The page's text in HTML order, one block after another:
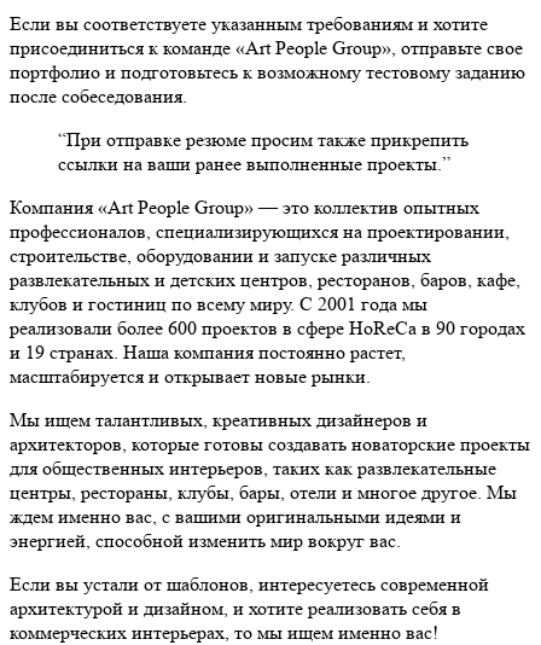
Если вы соответствуете указанным требованиям и хотите
присоединиться к команде «Art People Group», отправьте свое
портфолио и подготовьтесь к возможному тестовому заданию
после собеседования.
“При отправке резюме просим также прикрепить
ссылки на ваши ранее выполненные проекты.”
Компания «Art People Group» — это коллектив опытных
профессионалов, специализирующихся на проектировании,
строительстве, оборудовании и запуске различных
развлекательных и детских центров, ресторанов, баров, кафе,
клубов и гостиниц по всему миру. С 2001 года мы
реализовали более 600 проектов в сфере HoReCa в 90 городах
и 19 странах. Наша компания постоянно растет,
масштабируется и открывает новые рынки.
Мы ищем талантливых, креативных дизайнеров и
архитекторов, которые готовы создавать новаторские проекты
для общественных интерьеров, таких как развлекательные
центры, рестораны, клубы, бары, отели и многое другое. Мы
ждем именно вас, с вашими оригинальными идеями и
энергией, способной изменить мир вокруг вас.
Если вы устали от шаблонов, интересуетесь современной
архитектурой и дизайном, и хотите реализовать себя в
коммерческих интерьерах, то мы ищем именно вас!